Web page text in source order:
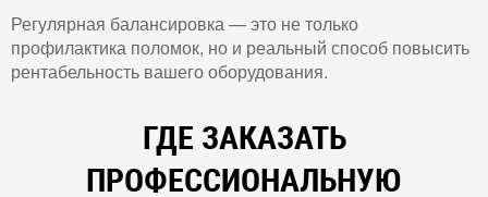
Регулярная балансировка — это не только
профилактика поломок, но и реальный способ повысить
рентабельность вашего оборудования.
ГДЕ ЗАКАЗАТЬ
ПРОФЕССИОНАЛЬНУЮ